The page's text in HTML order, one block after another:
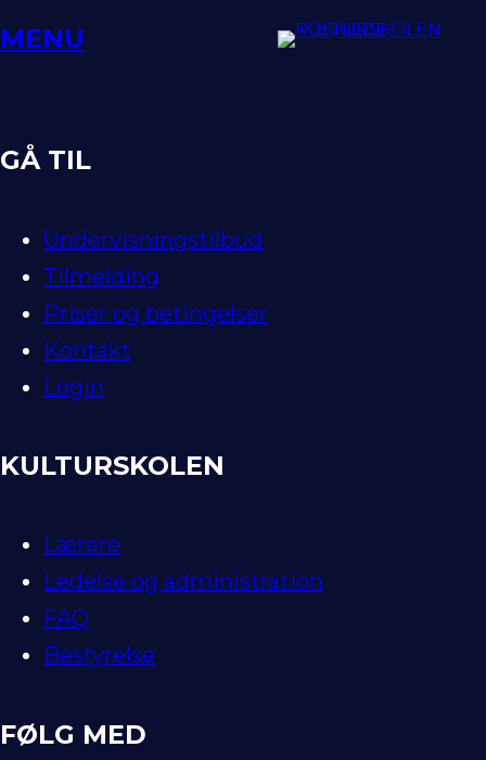
til
MENU
GÅ TIL
Undervisningstilbud
Tilmelding
Priser og betingelser
Kontakt
Login
KULTURSKOLEN
Lærere
Ledelse og administration
FAQ
Bestyrelse
FØLG MED